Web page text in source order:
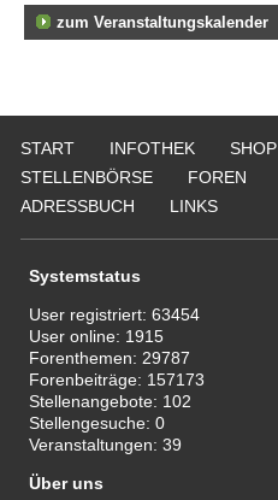
zum Veranstaltungskalender
START INFOTHEK SHOP
STELLENBÖRSE
FOREN
ADRESSBUCH
LINKS
Systemstatus
User registriert:63454
User online: 1915
Forenthemen: 29787
Forenbeiträge: 157173
Stellenangebote: 102
Stellengesuche:0
Veranstaltungen:39
Über uns